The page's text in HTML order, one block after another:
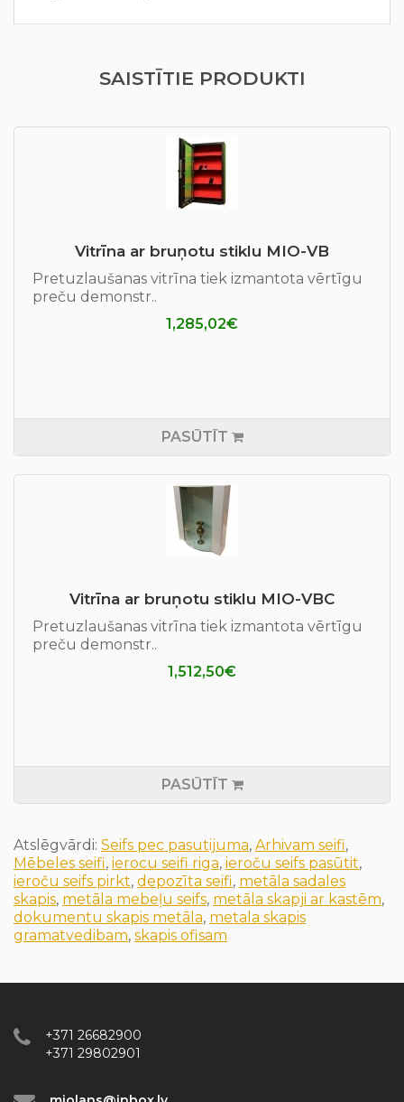
SAISTĪTIE PRODUKTI
Vitrīna ar bruņotu stiklu MIO-VB
Pretuzlaušanas vitrīna tiek izmantota vērtīgu
preču demonstr..
1,285,02€
PASŪTĪT
Vitrīna ar bruņotu stiklu MIO-VBC
Pretuzlaušanas vitrīna tiek izmantota vērtīgu
preču demonstr..
1,512,50€
PASŪTĪT
Atslēgvārdi: Seifs pec pasutijuma, Arhivam seifi,
Mēbeles seifi, ierocu seifi riga, ieroču seifs pasūtit,
ieroču seifs pirkt, depozīta seifi, metāla sadales
skapis, metāla mebeļu seifs, metāla skapji ar kastēm,
dokumentu skapis metāla, metala skapis
gramatvedibam, skapis ofisam
+371 26682900
+371 29802901